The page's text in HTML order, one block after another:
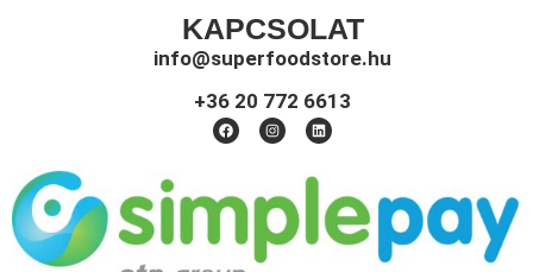
KAPCSOLAT
info@superfoodstore.hu
+36 20 772 6613